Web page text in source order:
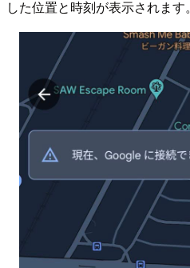
した位置と時刻が表示されます。